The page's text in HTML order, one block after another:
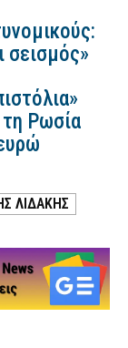
σεισμός»
Ρωσία
ΛΙΔΆΚΗΣ